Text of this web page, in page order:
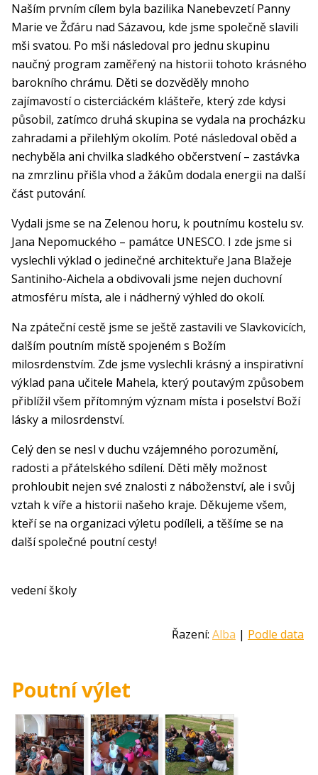
Naším prvním cílem byla bazilika Nanebevzetí Panny
Marie ve Žďáru nad Sázavou, kde jsme společně slavili
mši svatou. Po mši následoval pro jednu skupinu
naučný program zaměřený na historii tohoto krásného
barokního chrámu. Děti se dozvěděly mnoho
zajímavostí o cisterciáckém klášteře, který zde kdysi
působil, zatímco druhá skupina se vydala na procházku
zahradami a přilehlým okolím. Poté následoval oběd a
nechyběla ani chvilka sladkého občerstvení – zastávka
na zmrzlinu přišla vhod a žákům dodala energii na další
část putování.
Vydali jsme se na Zelenou horu, k poutnímu kostelu sv.
Jana Nepomuckého – památce UNESCO. I zde jsme si
vyslechli výklad o jedinečné architektuře Jana Blažeje
Santiniho-Aichela a obdivovali jsme nejen duchovní
atmosféru místa, ale i nádherný výhled do okolí.
Na zpáteční cestě jsme se ještě zastavili ve Slavkovicích,
dalším poutním místě spojeném s Božím
milosrdenstvím. Zde jsme vyslechli krásný a inspirativní
výklad pana učitele Mahela, který poutavým způsobem
přiblížil všem přítomným význam místa i poselství Boží
lásky a milosrdenství.
Celý den se nesl v duchu vzájemného porozumění,
radosti a přátelského sdílení. Děti měly možnost
prohloubit nejen své znalosti z náboženství, ale i svůj
vztah k víře a historii našeho kraje. Děkujeme všem,
kteří se na organizaci výletu podíleli, a těšíme se na
další společné poutní cesty!
vedení školy
Řazení: Alba | Podle data
Poutní výlet